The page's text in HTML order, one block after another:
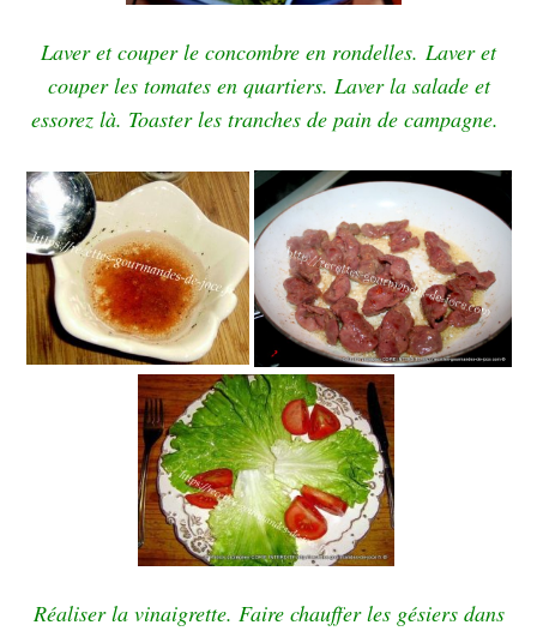
Laver et couper le concombre en rondelles. Laver et
couper les tomates en quartiers. Laver la salade et
essorez là. Toaster les tranches de pain de campagne.
Réaliser la vinaigrette. Faire chauffer les gésiers dans